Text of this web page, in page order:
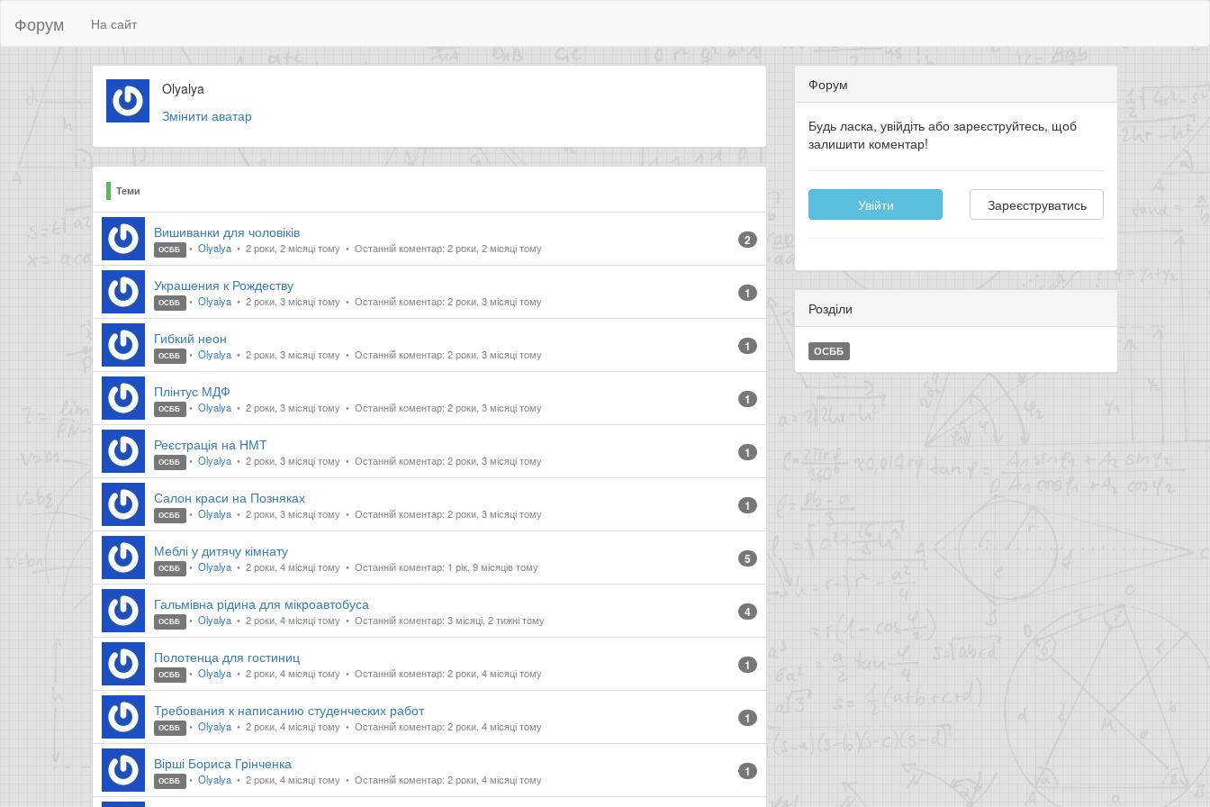
Форум На сайт
Olyalya
Змінити аватар
Теми
Вишиванки для чоловіків
ОСББ Olyalya 2 роки, 2 місяці тому Останній коментар: 2 роки, 2 місяці тому 2
Украшения к Рождеству
ОСББ Olyalya 2 роки, 3 місяці тому Останній коментар: 2 роки, 3 місяці тому 1
Гибкий неон
ОСББ Olyalya 2 роки, 3 місяці тому Останній коментар: 2 роки, 3 місяці тому 1
Плінтус МДФ
ОСББ Olyalya 2 роки, 3 місяці тому Останній коментар: 2 роки, 3 місяці тому 1
Реєстрація на НМТ
ОСББ Olyalya 2 роки, 3 місяці тому Останній коментар: 2 роки, 3 місяці тому 1
Салон краси на Позняках
ОСББ Olyalya 2 роки, 3 місяці тому Останній коментар: 2 роки, 3 місяці тому 1
Меблі у дитячу кімнату
ОСББ Olyalya 2 роки, 4 місяці тому Останній коментар: 1 рік, 9 місяців тому 5
Гальмівна рідина для мікроавтобуса
ОСББ Olyalya 2 роки, 4 місяці тому Останній коментар: 3 місяці, 2 тижні тому 4
Полотенца для гостиниц
ОСББ Olyalya 2 роки, 4 місяці тому Останній коментар: 2 роки, 4 місяці тому 1
Требования к написанию студенческих работ
ОСББ Olyalya 2 роки, 4 місяці тому Останній коментар: 2 роки, 4 місяці тому 1
Вірші Бориса Грінченка
ОСББ Olyalya 2 роки, 4 місяці тому Останній коментар: 2 роки, 4 місяці тому 1
Форум
Будь ласка, увійдіть або зареєструйтесь, щоб
залишити коментар!
Увійти Зареєструватись
Розділи
ОСББ